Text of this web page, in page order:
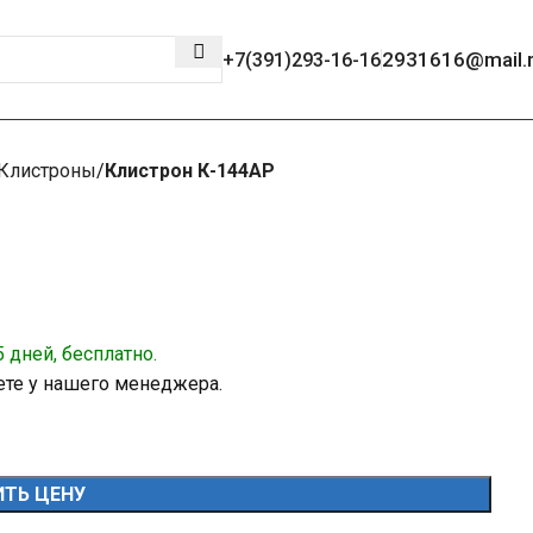
+7(391)293-16-16
Клистрон К-144АР
бесплатно.
у нашего менеджера.
ЦЕНУ